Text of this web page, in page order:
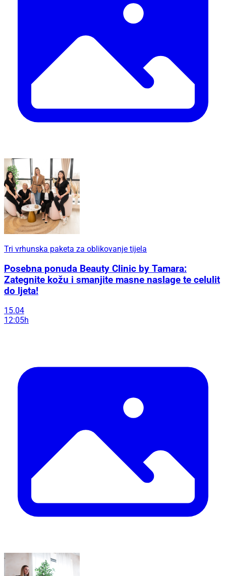
Tri vrhunska paketa za oblikovanje tijela
Posebna ponuda Beauty Clinic by Tamara:
Zategnite kožu i smanjite masne naslage te celulit
do ljeta!
15.04
12:05h